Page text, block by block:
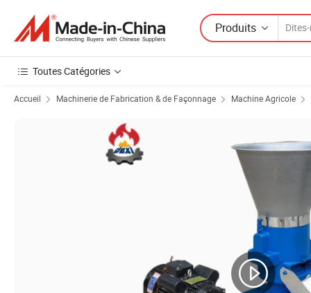
Produits
Toutes Catégories
Accueil Machinerie de Fabrication & de Façonnage Machine Agricole